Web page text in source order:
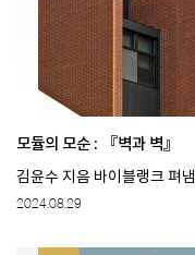
모듈의 모순 : 『벽과 벽』
김윤수 지음 바이블랭크 펴냄
2024.08.29